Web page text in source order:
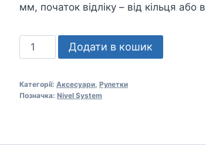
мм, початок відліку – від кільця або
Рулетка
Nivel
ST-
Додати в кошик
Категорії: Аксесуари, Рулетки
Позначка: Nivel System